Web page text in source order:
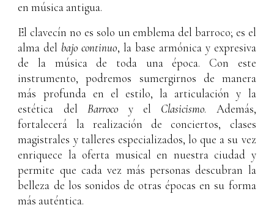
en música antigua.
El clavecín no es solo un emblema del barroco; es el
alma del bajo continuo, la base armónica y expresiva
de la música de toda una época. Con este
instrumento, podremos sumergirnos de manera
más profunda en el estilo, la articulación y la
estética delBarroco y el Clasicismo. Además,
fortalecerá la realización de conciertos, clases
magistrales y talleres especializados, lo que a su vez
enriquece la oferta musical en nuestra ciudad y
permite que cada vez más personas descubran la
belleza de los sonidos de otras épocas en su forma
más auténtica.